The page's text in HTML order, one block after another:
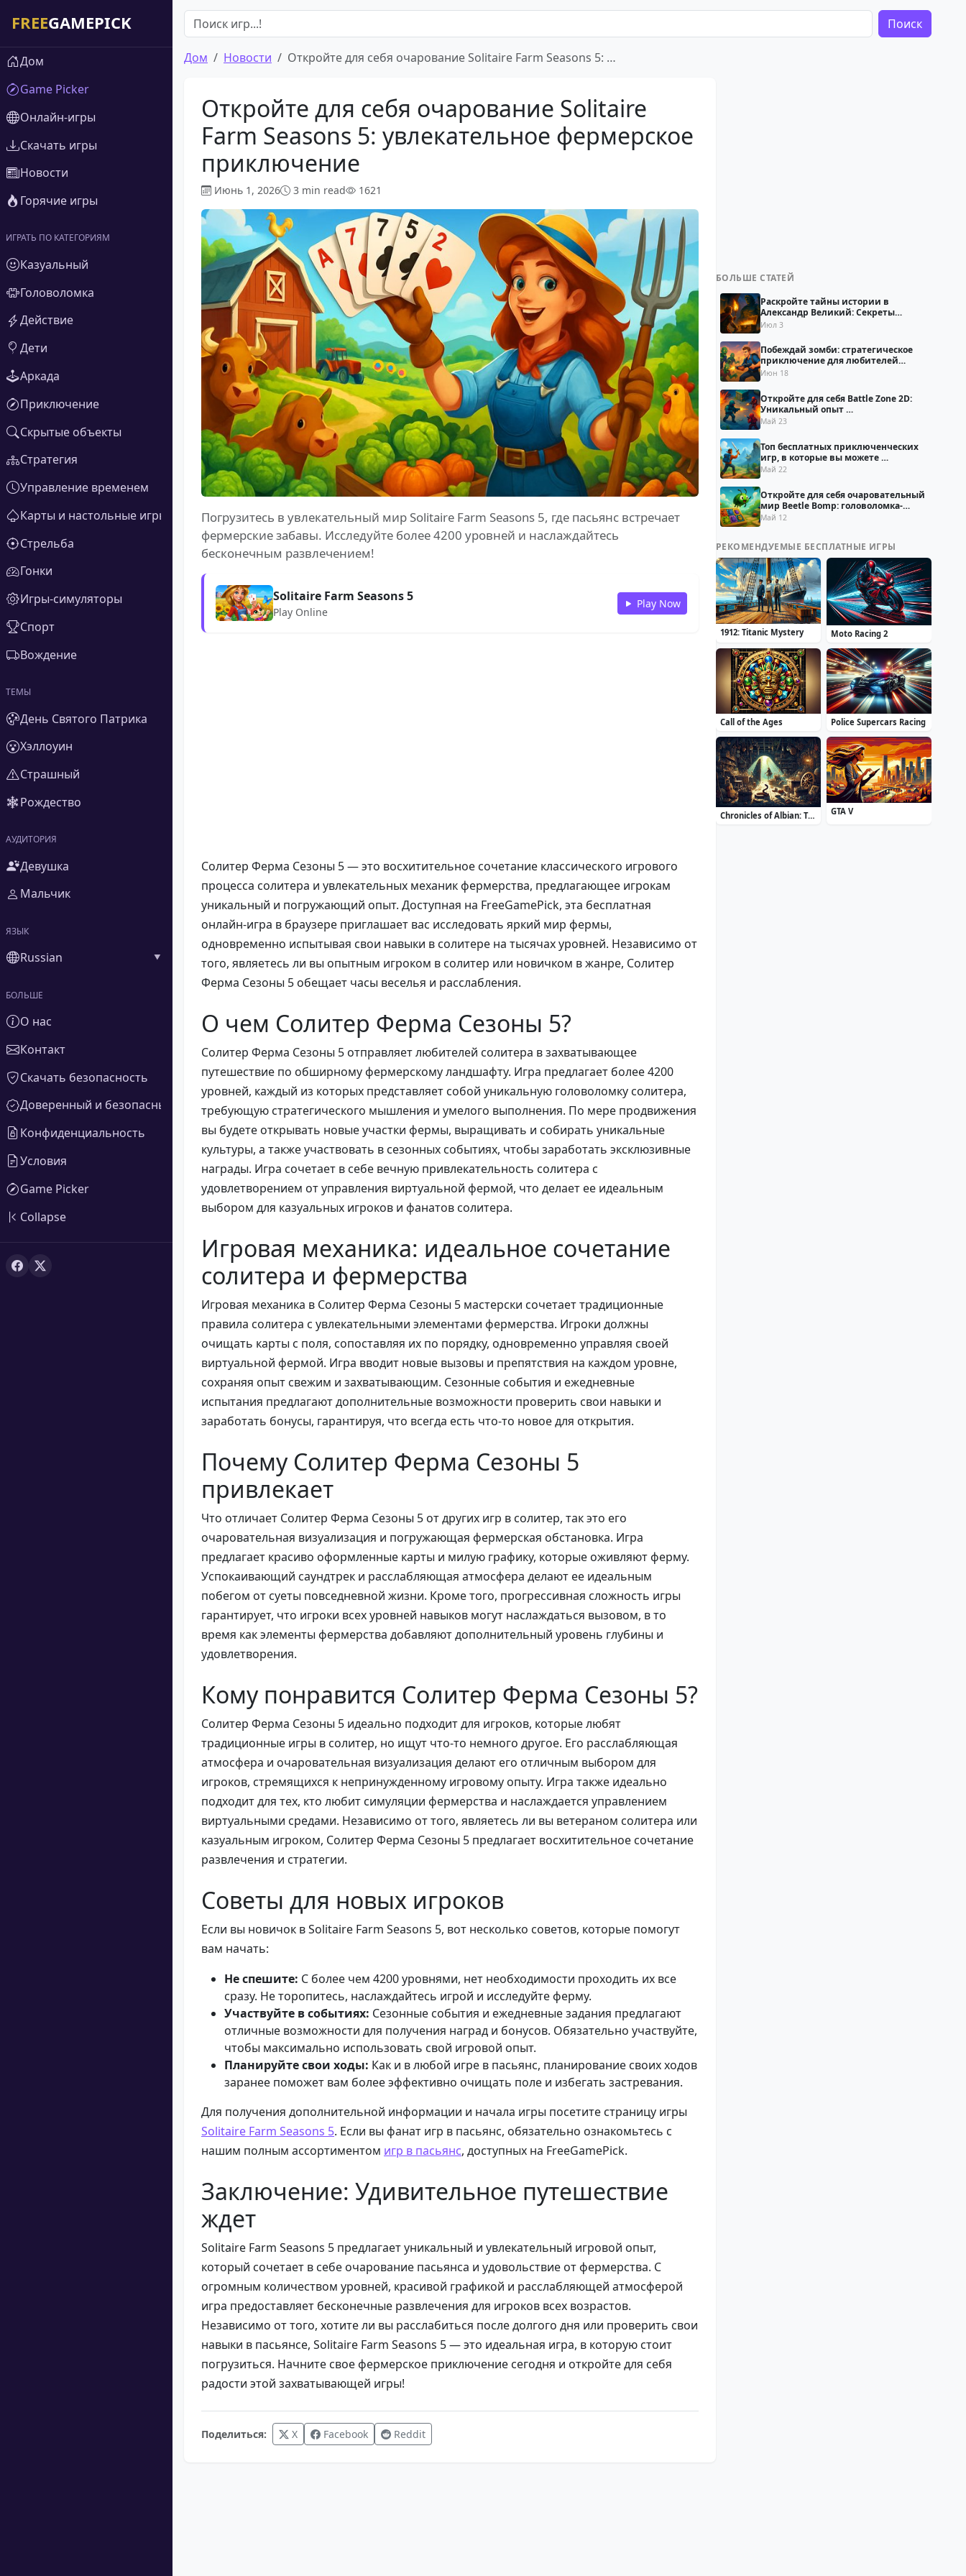
Поиск
Дом Новости Откройте для себя очарование Solitaire Farm Seasons 5: …
Откройте для себя очарование Solitaire
Farm Seasons 5: увлекательное фермерское
приключение
Июнь 1, 2026 3 min read 1621
Погрузитесь в увлекательный мир Solitaire Farm Seasons 5, где пасьянс встречает
фермерские забавы. Исследуйте более 4200 уровней и наслаждайтесь
бесконечным развлечением!
Solitaire Farm Seasons 5
Play Online
Play Now
Солитер Ферма Сезоны 5 — это восхитительное сочетание классического игрового
процесса солитера и увлекательных механик фермерства, предлагающее игрокам
уникальный и погружающий опыт. Доступная на FreeGamePick, эта бесплатная
онлайн-игра в браузере приглашает вас исследовать яркий мир фермы,
одновременно испытывая свои навыки в солитере на тысячах уровней. Независимо от
того, являетесь ли вы опытным игроком в солитер или новичком в жанре, Солитер
Ферма Сезоны 5 обещает часы веселья и расслабления.
О чем Солитер Ферма Сезоны 5?
Солитер Ферма Сезоны 5 отправляет любителей солитера в захватывающее
путешествие по обширному фермерскому ландшафту. Игра предлагает более 4200
уровней, каждый из которых представляет собой уникальную головоломку солитера,
требующую стратегического мышления и умелого выполнения. По мере продвижения
вы будете открывать новые участки фермы, выращивать и собирать уникальные
культуры, а также участвовать в сезонных событиях, чтобы заработать эксклюзивные
награды. Игра сочетает в себе вечную привлекательность солитера с
удовлетворением от управления виртуальной фермой, что делает ее идеальным
выбором для казуальных игроков и фанатов солитера.
Игровая механика: идеальное сочетание
солитера и фермерства
Игровая механика в Солитер Ферма Сезоны 5 мастерски сочетает традиционные
правила солитера с увлекательными элементами фермерства. Игроки должны
очищать карты с поля, сопоставляя их по порядку, одновременно управляя своей
виртуальной фермой. Игра вводит новые вызовы и препятствия на каждом уровне,
сохраняя опыт свежим и захватывающим. Сезонные события и ежедневные
испытания предлагают дополнительные возможности проверить свои навыки и
заработать бонусы, гарантируя, что всегда есть что-то новое для открытия.
Почему Солитер Ферма Сезоны 5
привлекает
Что отличает Солитер Ферма Сезоны 5 от других игр в солитер, так это его
очаровательная визуализация и погружающая фермерская обстановка. Игра
предлагает красиво оформленные карты и милую графику, которые оживляют ферму.
Успокаивающий саундтрек и расслабляющая атмосфера делают ее идеальным
побегом от суеты повседневной жизни. Кроме того, прогрессивная сложность игры
гарантирует, что игроки всех уровней навыков могут наслаждаться вызовом, в то
время как элементы фермерства добавляют дополнительный уровень глубины и
удовлетворения.
Кому понравится Солитер Ферма Сезоны 5?
Солитер Ферма Сезоны 5 идеально подходит для игроков, которые любят
традиционные игры в солитер, но ищут что-то немного другое. Его расслабляющая
атмосфера и очаровательная визуализация делают его отличным выбором для
игроков, стремящихся к непринужденному игровому опыту. Игра также идеально
подходит для тех, кто любит симуляции фермерства и наслаждается управлением
виртуальными средами. Независимо от того, являетесь ли вы ветераном солитера или
казуальным игроком, Солитер Ферма Сезоны 5 предлагает восхитительное сочетание
развлечения и стратегии.
Советы для новых игроков
Если вы новичок в Solitaire Farm Seasons 5, вот несколько советов, которые помогут
вам начать:
Не спешите: С более чем 4200 уровнями, нет необходимости проходить их все
сразу. Не торопитесь, наслаждайтесь игрой и исследуйте ферму.
Участвуйте в событиях: Сезонные события и ежедневные задания предлагают
отличные возможности для получения наград и бонусов. Обязательно участвуйте,
чтобы максимально использовать свой игровой опыт.
Планируйте свои ходы: Как и в любой игре в пасьянс, планирование своих ходов
заранее поможет вам более эффективно очищать поле и избегать застревания.
Для получения дополнительной информации и начала игры посетите страницу игры
Solitaire Farm Seasons 5. Если вы фанат игр в пасьянс, обязательно ознакомьтесь с
нашим полным ассортиментом игр в пасьянс, доступных на FreeGamePick.
Заключение: Удивительное путешествие
ждет
Solitaire Farm Seasons 5 предлагает уникальный и увлекательный игровой опыт,
который сочетает в себе очарование пасьянса и удовольствие от фермерства. С
огромным количеством уровней, красивой графикой и расслабляющей атмосферой
игра предоставляет бесконечные развлечения для игроков всех возрастов.
Независимо от того, хотите ли вы расслабиться после долгого дня или проверить свои
навыки в пасьянсе, Solitaire Farm Seasons 5 — это идеальная игра, в которую стоит
погрузиться. Начните свое фермерское приключение сегодня и откройте для себя
радости этой захватывающей игры!
Поделиться: X Facebook Reddit
БОЛЬШЕ СТАТЕЙ
Раскройте тайны истории в
Александр Великий: Секреты
власти
Июл 3
Побеждай зомби: стратегическое
приключение для любителей
экшена
Июн 18
Откройте для себя Battle Zone 2D:
Уникальный опыт …
Май 23
Топ бесплатных приключенческих
игр, в которые вы можете …
Май 22
Откройте для себя очаровательный
мир Beetle Bomp: головоломка-
приключение
Май 12
РЕКОМЕНДУЕМЫЕ БЕСПЛАТНЫЕ ИГРЫ
1912: Titanic Mystery Moto Racing 2
Call of the Ages Police Supercars Racing
Chronicles of Albian: The Magic Convention GTA V
Дом
Game Picker
Онлайн-игры
Скачать игры
Новости
Горячие игры
ИГРАТЬ ПО КАТЕГОРИЯМ
Казуальный
Головоломка
Действие
Дети
Аркада
Приключение
Скрытые объекты
Стратегия
Управление временем
Карты и настольные игры
Стрельба
Гонки
Игры-симуляторы
Спорт
Вождение
ТЕМЫ
День Святого Патрика
Хэллоуин
Страшный
Рождество
АУДИТОРИЯ
Девушка
Мальчик
ЯЗЫК
Russian
БОЛЬШЕ
О нас
Контакт
Скачать безопасность
Доверенный и безопасный
Конфиденциальность
Условия
Game Picker
Collapse